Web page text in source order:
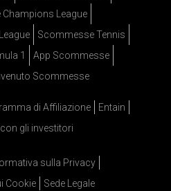
League
Scommesse Tennis
1
App Scommesse
Scommesse
di Affiliazione
Entain
gli investitori
sulla Privacy
Cookie
Sede Legale